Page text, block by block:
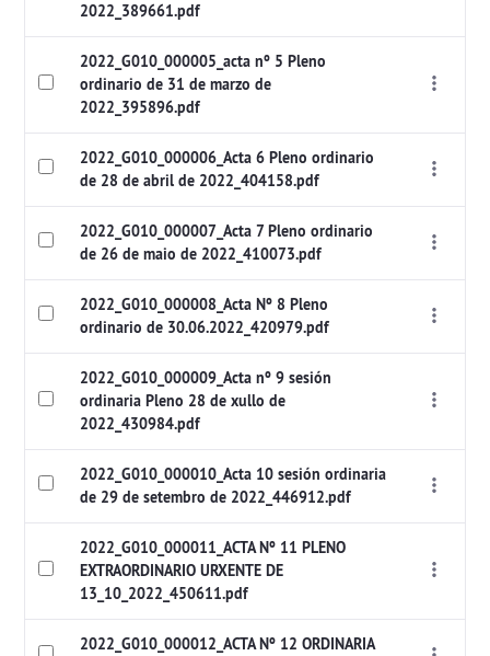
2022_389661.pdf
2022_G010_000005_acta nº 5 Pleno
ordinario de 31 de marzo de
2022_395896.pdf
2022_G010_000006_Acta 6 Pleno ordinario
de 28 de abril de 2022_404158.pdf
2022_G010_000007_Acta 7 Pleno ordinario
de 26 de maio de 2022_410073.pdf
2022_G010_000008_Acta Nº 8 Pleno
ordinario de 30.06.2022_420979.pdf
2022_G010_000009_Acta nº 9 sesión
ordinaria Pleno 28 de xullo de
2022_430984.pdf
2022_G010_000010_Acta 10 sesión ordinaria
de 29 de setembro de 2022_446912.pdf
2022_G010_000011_ACTA Nº 11 PLENO
EXTRAORDINARIO URXENTE DE
13_10_2022_450611.pdf
2022_G010_000012_ACTA Nº 12 ORDINARIA